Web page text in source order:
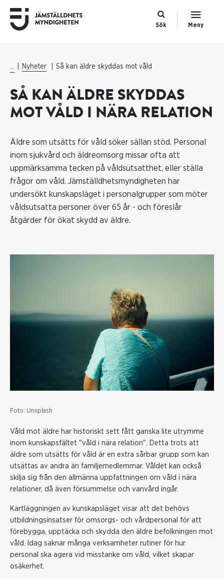
Sök Meny
... Nyheter Så kan äldre skyddas mot våld
SÅ KAN ÄLDRE SKYDDAS
MOT VÅLD I NÄRA RELATION
Äldre som utsätts för våld söker sällan stöd. Personal
inom sjukvård och äldreomsorg missar ofta att
uppmärksamma tecken på våldsutsatthet, eller ställa
frågor om våld. Jämställdhetsmyndigheten har
undersökt kunskapsläget i personalgrupper som möter
våldsutsatta personer över 65 år - och föreslår
åtgärder för ökat skydd av äldre.
Foto: Unsplash
Våld mot äldre har historiskt sett fått ganska lite utrymme
inom kunskapsfältet "våld i nära relation". Detta trots att
äldre som utsätts för våld är en extra sårbar grupp som kan
utsättas av andra än familjemedlemmar. Våldet kan också
skilja sig från den allmänna uppfattningen om våld i nära
relationer, då även försummelse och vanvård ingår.
Kartläggningen av kunskapsläget visar att det behövs
utbildningsinsatser för omsorgs- och vårdpersonal för att
förebygga, upptäcka och skydda den äldre befolkningen mot
våld. Idag saknar många verksamheter rutiner för hur
personal ska agera vid misstanke om våld, vilket skapar
osäkerhet.